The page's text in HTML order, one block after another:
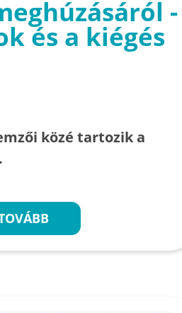
-
és a kiégés
közé tartozik a